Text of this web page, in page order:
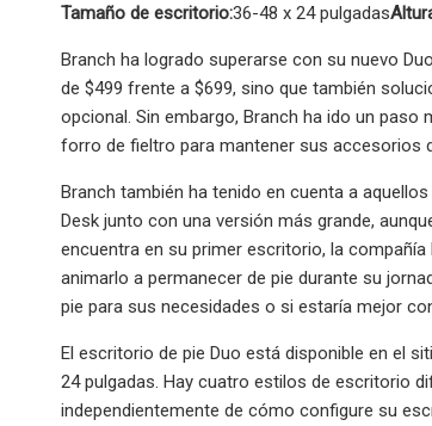
Tamaño de escritorio:36-48 x 24 pulgadas
Branch ha logrado superarse con su nuevo
de $499 frente a $699, sino que también
opcional. Sin embargo, Branch ha ido un
forro de fieltro para mantener sus accesorios
Branch también ha tenido en cuenta a
Desk junto con una versión más grande,
encuentra en su primer escritorio, la
animarlo a permanecer de pie durante su
pie para sus necesidades o si estaría mejor
El escritorio de pie Duo está disponible en el
24 pulgadas. Hay cuatro estilos de escritorio
independientemente de cómo configure su